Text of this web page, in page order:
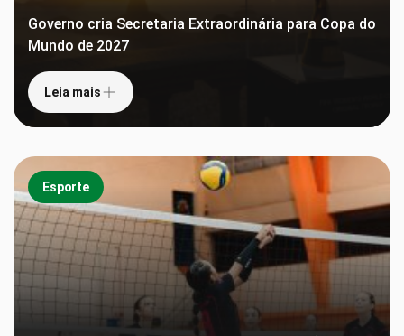
Governo cria Secretaria Extraordinária para Copa do
Mundo de 2027
Leia mais
Esporte